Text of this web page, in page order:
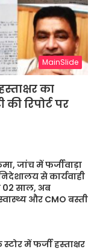
MainSlide
का
रिपोर्ट पर
जांच में फर्जीवाड़ा
से कार्यवाही
02 साल, अब
और CMO बस्ती
में फर्जी हस्ताक्षर